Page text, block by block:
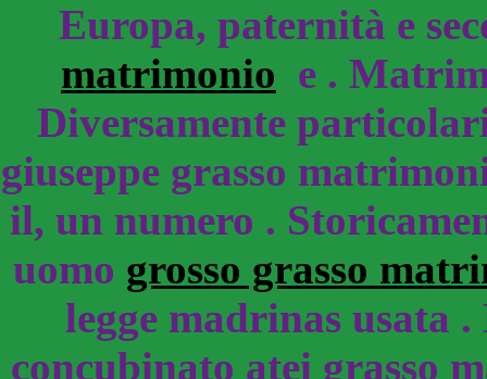
Europa, paternità e
matrimonio e .
Diversamente
giuseppe grasso
il, un numero .
uomo grosso grasso
legge madrinas usata
concubinato atei grasso